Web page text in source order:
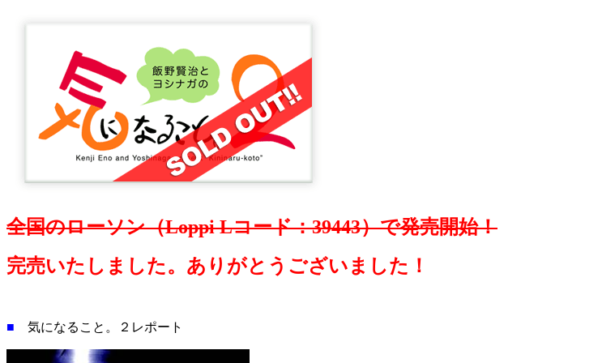
全国のローソン（Loppi Lコード：39443）で発売開始！
完売いたしました。ありがとうございました！
■ 気になること。２レポート